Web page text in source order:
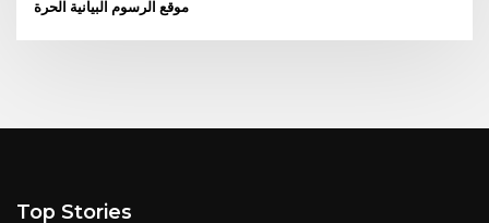
موقع الرسوم البيانية الحرة
Top Stories